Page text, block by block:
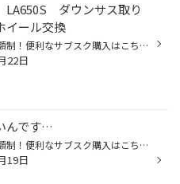
ダウンサス取り
ール交換
安心の定額制！便利なサブスク購入はこちらをクリック タイヤ館ネットショッピング！お買い得商品はこちらをクリック Amazon購入はこちらをクリック タント LA650Sにダウンサス取り付けとホイール交換をしました。 ノーマルはこんな感じ 今回取り付けるのはエスペリアのダウンサスと マルカサービス...
22日
んです…
安心の定額制！便利なサブスク購入はこちらをクリック タイヤ館ネットショッピング！お買い得商品はこちらをクリック Amazon購入はこちらをクリック タイヤを縁石に擦ったり 勢いよく段差を登ったり 高速道路で落下物を踏んだり サイドウォールが裂けてしまうことがあります… ここは結構薄いんです…...
19日